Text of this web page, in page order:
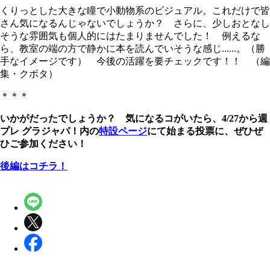
くりっとした大きな瞳で小動物系のビジュアル。これだけで皆
さん気になるんじゃないでしょうか？ さらに、少しおとなし
そうな雰囲気も個人的にはたまりませんでした！ 例えるな
ら、教室の端の方で静かに本を読んでいそうな感じ......。（勝
手なイメージです） 今後の活躍を要チェックです！！ （編
集・クボタ）
＊＊＊
いかがだったでしょうか？ 気になるコがいたら、4/27から週
プレ グラジャパ！内の特設ページにて始まる投票に、ぜひぜ
ひご参加ください！
後編はコチラ！